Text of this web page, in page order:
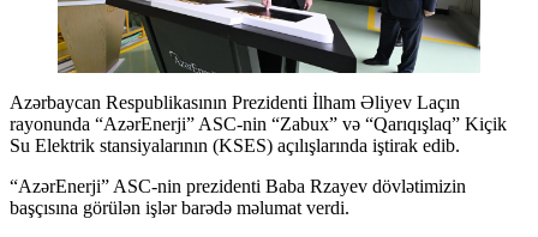
Azərbaycan Respublikasının Prezidenti İlham Əliyev Laçın
rayonunda “AzərEnerji” ASC-nin “Zabux” və “Qarıqışlaq” Kiçik
Su Elektrik stansiyalarının (KSES) açılışlarında iştirak edib.
“AzərEnerji” ASC-nin prezidenti Baba Rzayev dövlətimizin
başçısına görülən işlər barədə məlumat verdi.